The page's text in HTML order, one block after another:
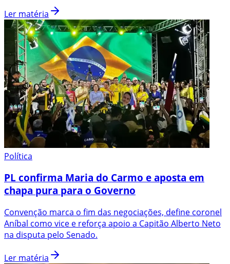
Ler matéria
Política
PL confirma Maria do Carmo e aposta em
chapa pura para o Governo
Convenção marca o fim das negociações, define coronel
Aníbal como vice e reforça apoio a Capitão Alberto Neto
na disputa pelo Senado.
Ler matéria